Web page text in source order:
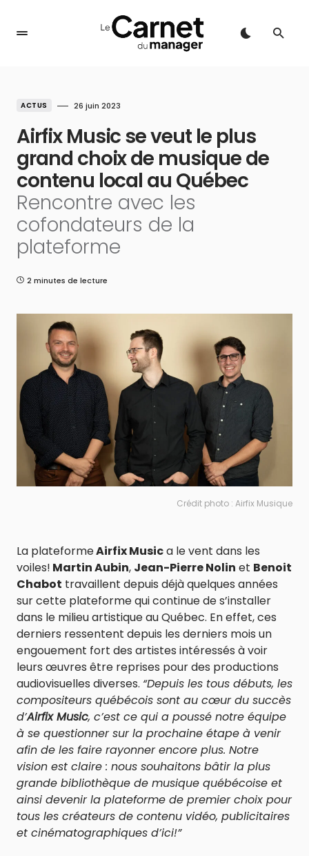
ACTUS 26 juin 2023
Airfix Music se veut le plus
grand choix de musique de
contenu local au Québec
Rencontre avec les
cofondateurs de la
plateforme
2 minutes de lecture
Crédit photo : Airfix Musique
La plateformeAirfix Musica le vent dans les
voiles! Martin Aubin, Jean-Pierre Nolin et Benoit
Chabot travaillent depuis déjà quelques années
sur cette plateforme qui continue de s’installer
dans le milieu artistique au Québec. En effet, ces
derniers ressentent depuis les derniers mois un
engouement fort des artistes intéressés à voir
leurs œuvres être reprises pour des productions
audiovisuelles diverses. “Depuis les tous débuts, les
compositeurs québécois sont au cœur du succès
d’Airfix Music, c’est ce qui a poussé notre équipe
à se questionner sur la prochaine étape à venir
afin de les faire rayonner encore plus. Notre
vision est claire : nous souhaitons bâtir la plus
grande bibliothèque de musique québécoise et
ainsi devenir la plateforme de premier choix pour
tous les créateurs de contenu vidéo, publicitaires
et cinématographiques d’ici!”